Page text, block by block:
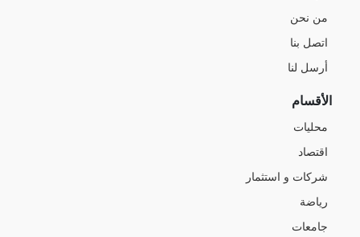
من نحن
اتصل بنا
أرسل لنا
الأقسام
محليات
اقتصاد
شركات و استثمار
رياضة
جامعات